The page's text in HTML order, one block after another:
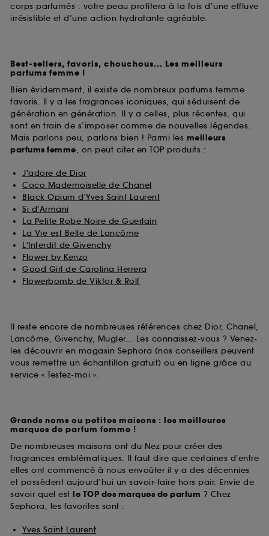
corps parfumés : votre peau profitera à la fois d’une effluve
irrésistible et d’une action hydratante agréable.
Best-sellers, favoris, chouchous... Les meilleurs
parfums femme !
Bien évidemment, il existe de nombreux parfums femme
favoris. Il y a les fragrances iconiques, qui séduisent de
génération en génération. Il y a celles, plus récentes, qui
sont en train de s’imposer comme de nouvelles légendes.
Mais parlons peu, parlons bien ! Parmi les meilleurs
parfums femme, on peut citer en TOP produits :
J'adore de Dior
Coco Mademoiselle de Chanel
Black Opium d'Yves Saint Laurent
Si d'Armani
La Petite Robe Noire de Guerlain
La Vie est Belle de Lancôme
L'Interdit de Givenchy
Flower by Kenzo
Good Girl de Carolina Herrera
Flowerbomb de Viktor & Rolf
Il reste encore de nombreuses références chez Dior, Chanel,
Lancôme, Givenchy, Mugler... Les connaissez-vous ? Venez-
les découvrir en magasin Sephora (nos conseillers peuvent
vous remettre un échantillon gratuit) ou en ligne grâce au
service « Testez-moi ».
Grands noms ou petites maisons : les meilleures
marques de parfum femme !
De nombreuses maisons ont du Nez pour créer des
fragrances emblématiques. Il faut dire que certaines d’entre
elles ont commencé à nous envoûter il y a des décennies
et possèdent aujourd’hui un savoir-faire hors pair. Envie de
savoir quel est le TOP des marques de parfum ? Chez
Sephora, les favorites sont :
Yves Saint Laurent